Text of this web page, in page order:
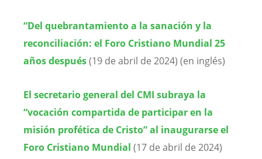
“Del quebrantamiento a la sanación y la
reconciliación: el Foro Cristiano Mundial 25
años después(19 de abril de 2024) (en inglés)
El secretario general del CMI subraya la
“vocación compartida de participar en la
misión profética de Cristo” al inaugurarse el
Foro Cristiano Mundial (17 de abril de 2024)